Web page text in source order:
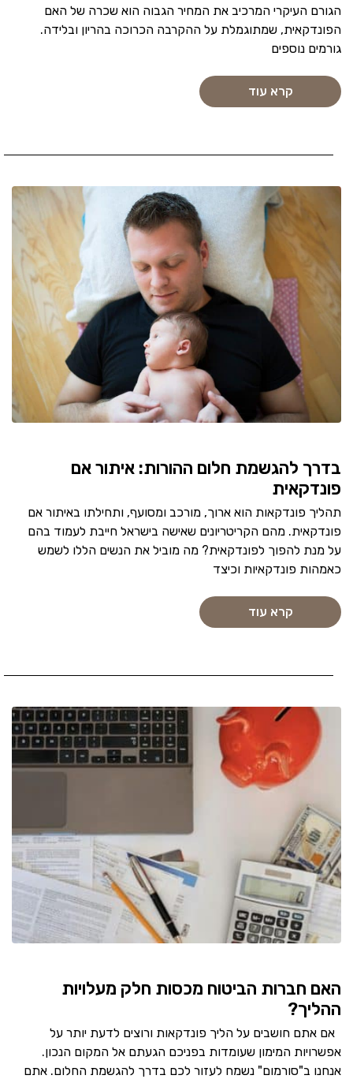
הגורם העיקרי המרכיב את המחיר הגבוה הוא שכרה של האם
הפונדקאית, שמתוגמלת על ההקרבה הכרוכה בהריון ובלידה.
גורמים נוספים
קרא עוד
בדרך להגשמת חלום ההורות: איתור אם
פונדקאית
תהליך פונדקאות הוא ארוך, מורכב ומסועף, ותחילתו באיתור אם
פונדקאית. מהם הקריטריונים שאישה בישראל חייבת לעמוד בהם
על מנת להפוך לפונדקאית? מה מוביל את הנשים הללו לשמש
כאמהות פונדקאיות וכיצד
קרא עוד
האם חברות הביטוח מכסות חלק מעלויות
ההליך?
אם אתם חושבים על הליך פונדקאות ורוצים לדעת יותר על
אפשרויות המימון שעומדות בפניכם הגעתם אל המקום הנכון.
אנחנו ב"סורמום" נשמח לעזור לכם בדרך להגשמת החלום. אתם